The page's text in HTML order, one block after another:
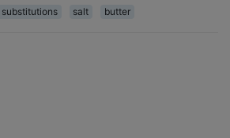
substitutions salt butter